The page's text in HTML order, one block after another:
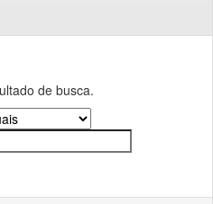
de busca.